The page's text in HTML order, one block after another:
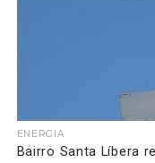
ENERGIA
Bairro Santa Líbera